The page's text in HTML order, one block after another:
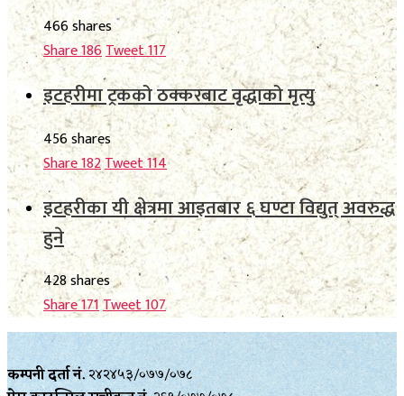
466 shares
Share186Tweet117
इटहरीमा ट्रकको ठक्करबाट वृद्धाको मृत्यु
456 shares
Share182Tweet114
इटहरीका यी क्षेत्रमा आइतबार ६ घण्टा विद्युत् अवरुद्ध
हुने
428 shares
Share171Tweet107
कम्पनी दर्ता नं.२४२४५३/०७७/०७८